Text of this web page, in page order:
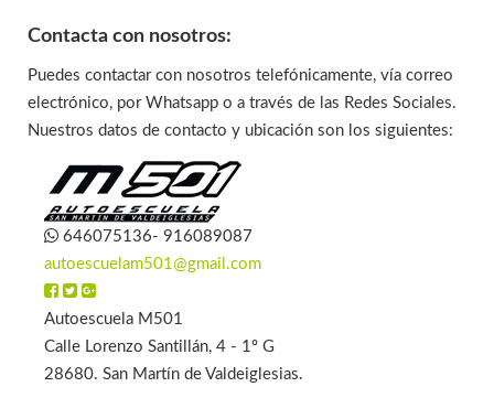
Contacta con nosotros:
Puedes contactar con nosotros telefónicamente, vía correo
electrónico, por Whatsapp o a través de las Redes Sociales.
Nuestros datos de contacto y ubicación son los siguientes:
646075136- 916089087
autoescuelam501@gmail.com
Autoescuela M501
Calle Lorenzo Santillán, 4 - 1º G
28680. San Martín de Valdeiglesias.